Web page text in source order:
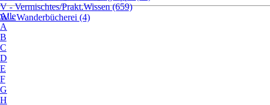
V - Vermischtes/Prakt.Wissen (659)
W - Wanderbücherei (4)
Alle
A
B
C
D
E
F
G
H